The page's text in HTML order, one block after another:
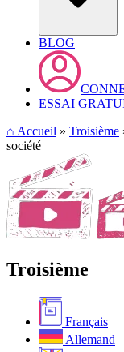
BLOG
ESSAI
⌂ Accueil » Troisième
société
Troisième
Français
Allemand